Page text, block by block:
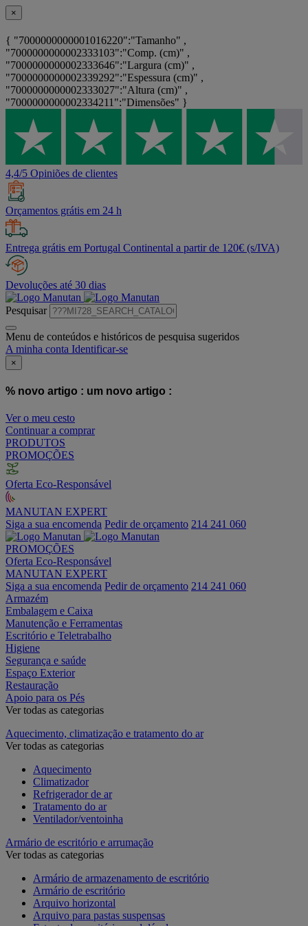
×
{ "7000000000001016220":"Tamanho" ,
"7000000000002333103":"Comp. (cm)" ,
"7000000000002333646":"Largura (cm)" ,
"7000000000002339292":"Espessura (cm)" ,
"7000000000002333027":"Altura (cm)" ,
"7000000000002334211":"Dimensões" }
4,4/5 Opiniões de clientes
Orçamentos grátis em 24 h
Entrega grátis em Portugal Continental a partir de 120€ (s/IVA)
Devoluções até 30 dias
Pesquisar
Menu de conteúdos e históricos de pesquisa sugeridos
A minha conta Identificar-se
×
% novo artigo : um novo artigo :
Ver o meu cesto
Continuar a comprar
PRODUTOS
PROMOÇÕES
Oferta Eco-Responsável
MANUTAN EXPERT
Siga a sua encomenda Pedir de orçamento 214 241 060
PROMOÇÕES
Oferta Eco-Responsável
MANUTAN EXPERT
Siga a sua encomenda Pedir de orçamento 214 241 060
Armazém
Embalagem e Caixa
Manutenção e Ferramentas
Escritório e Teletrabalho
Higiene
Segurança e saúde
Espaço Exterior
Restauração
Apoio para os Pés
Ver todas as categorias
Aquecimento, climatização e tratamento do ar
Ver todas as categorias
Aquecimento
Climatizador
Refrigerador de ar
Tratamento do ar
Ventilador/ventoinha
Armário de escritório e arrumação
Ver todas as categorias
Armário de armazenamento de escritório
Armário de escritório
Arquivo horizontal
Arquivo para pastas suspensas